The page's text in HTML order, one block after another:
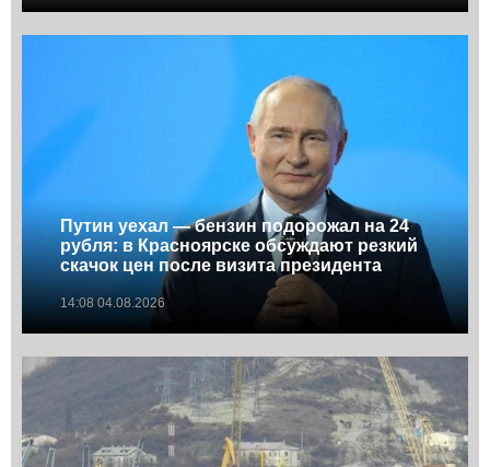
Путин уехал — бензин подорожал на 24
рубля: в Красноярске обсуждают резкий
скачок цен после визита президента
14:08 04.08.2026